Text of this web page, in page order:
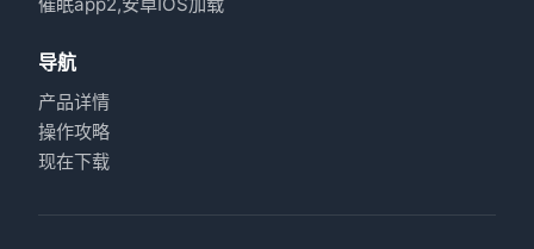
催眠app2,安卓IOS加载
导航
产品详情
操作攻略
现在下载